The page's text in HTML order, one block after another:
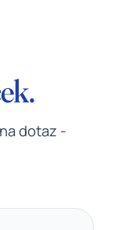
dotaz -